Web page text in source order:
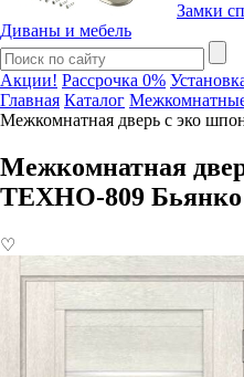
Замки
Диваны и мебель
Акции! Рассрочка 0%
Главная Каталог
Межкомнатная дверь с эко
Межкомнатная
ТЕХНО-809 Бьянко
♡